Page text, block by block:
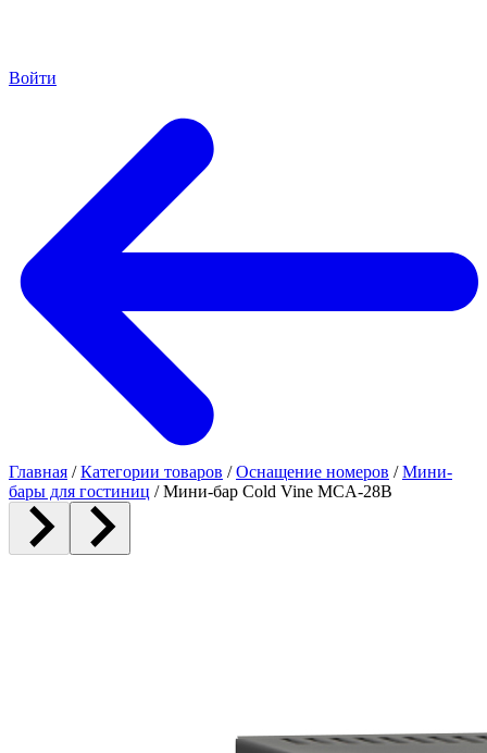
Войти
Главная / Категории товаров / Оснащение номеров / Мини-
бары для гостиниц / Мини-бар Cold Vine MCA-28B